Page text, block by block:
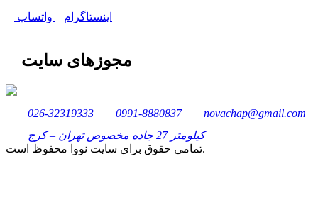
اینستاگرام واتساپ
مجوزهای سایت
026-32319333 0991-8880837
novachap@gmail.com
کیلومتر 27 جاده مخصوص تهران – کرج
تمامی حقوق برای سایت نووا محفوظ است.